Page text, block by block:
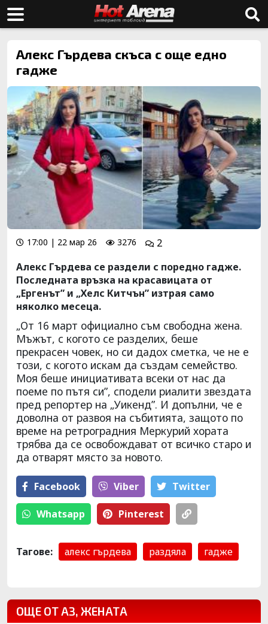
Алекс Гърдева скъса с още едно
гадже
17:00 | 22 мар 26 3276
2
Алекс Гърдева се раздели с поредно гадже.
Последната връзка на красавицата от
„Ергенът” и „Хелс Китчън” изтрая само
няколко месеца.
„От 16 март официално съм свободна жена.
Мъжът, с когото се разделих, беше
прекрасен човек, но си дадох сметка, че не е
този, с когото искам да създам семейство.
Моя беше инициативата всеки от нас да
поеме по пътя си”, сподели риалити звездата
пред репортер на „Уикенд”. И допълни, че е
доволна от развоя на събитията, защото по
време на ретроградния Меркурий хората
трябва да се освобождават от всичко старо и
да отварят място за новото.
Facebook Viber Тwitter
Whatsapp Pinterest
Тагове: алекс гърдева раздяла гадже
ОЩЕ ОТ АЗ, ЖЕНАТА